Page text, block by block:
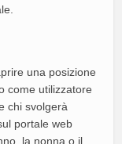
una posizione
come utilizzatore
chi svolgerà
portale web
la nonna o il